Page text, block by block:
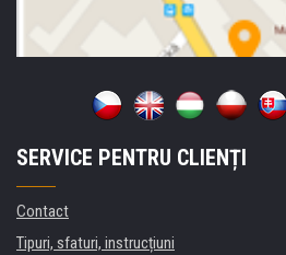
SERVICE PENTRU CLIENȚI
Contact
Tipuri, sfaturi, instrucțiuni